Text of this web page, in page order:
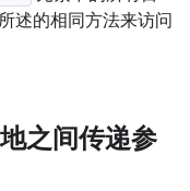
述的相同方法来访问
之间传递参